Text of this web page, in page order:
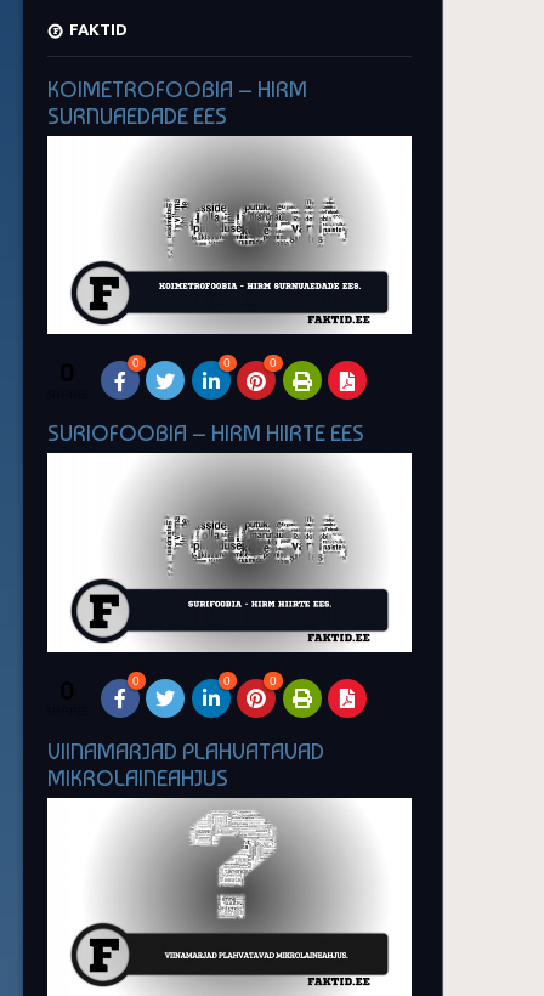
FAKTID
KOIMETROFOOBIA – HIRM
SURNUAEDADE EES
0 0 0 0
SURIOFOOBIA – HIRM HIIRTE EES
0 0 0 0
VIINAMARJAD PLAHVATAVAD
MIKROLAINEAHJUS